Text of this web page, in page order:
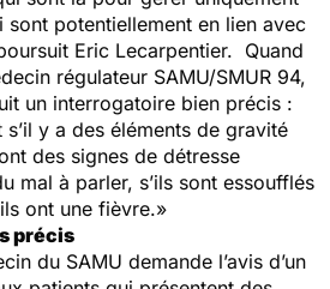
sont potentiellement en lien avec
Eric Lecarpentier. Quand
régulateur SAMU/SMUR 94,
un interrogatoire bien précis :
y a des éléments de gravité
des signes de détresse
mal à parler, s’ils sont essoufflés
ont une fièvre.»
précis
du SAMU demande l’avis d’un